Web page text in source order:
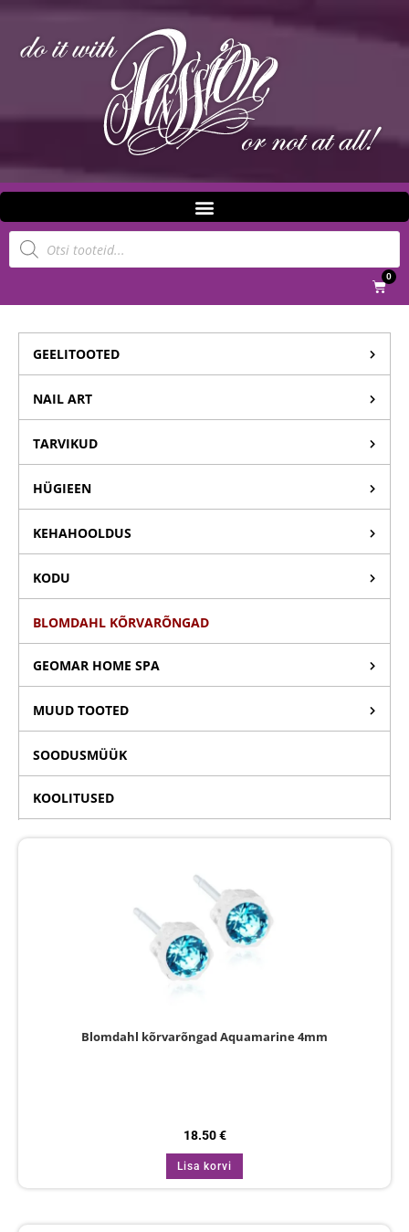
0
GEELITOOTED
NAIL ART
TARVIKUD
HÜGIEEN
KEHAHOOLDUS
KODU
BLOMDAHL KÕRVARÕNGAD
GEOMAR HOME SPA
MUUD TOOTED
SOODUSMÜÜK
KOOLITUSED
Blomdahl kõrvarõngad Aquamarine 4mm
18.50€
Lisa korvi